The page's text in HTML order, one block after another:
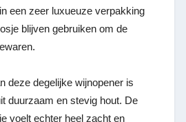
een zeer luxueuze verpakking
blijven gebruiken om de
deze degelijke wijnopener is
duurzaam en stevig hout. De
voelt echter heel zacht en